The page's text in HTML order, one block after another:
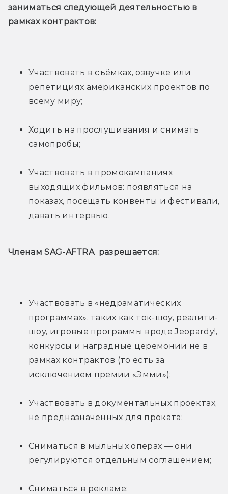
заниматься следующей деятельностью в
рамках контрактов:
Участвовать в съёмках, озвучке или
репетициях американских проектов по
всему миру;
Ходить на прослушивания и снимать
самопробы;
Участвовать в промокампаниях
выходящих фильмов: появляться на
показах, посещать конвенты и фестивали,
давать интервью.
Членам SAG-AFTRA  разрешается:
Участвовать в «недраматических
программах», таких как ток-шоу, реалити-
шоу, игровые программы вроде Jeopardy!,
конкурсы и наградные церемонии не в
рамках контрактов (то есть за
исключением премии «Эмми»);
Участвовать в документальных проектах,
не предназначенных для проката;
Сниматься в мыльных операх — они
регулируются отдельным соглашением;
Сниматься в рекламе;